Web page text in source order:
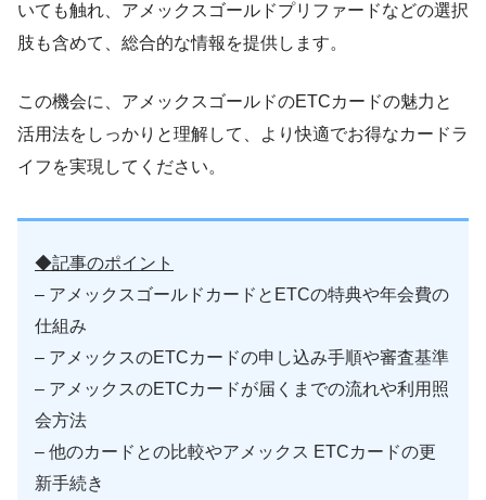
いても触れ、アメックスゴールドプリファードなどの選択
肢も含めて、総合的な情報を提供します。
この機会に、アメックスゴールドのETCカードの魅力と
活用法をしっかりと理解して、より快適でお得なカードラ
イフを実現してください。
◆記事のポイント
– アメックスゴールドカードとETCの特典や年会費の
仕組み
– アメックスのETCカードの申し込み手順や審査基準
– アメックスのETCカードが届くまでの流れや利用照
会方法
– 他のカードとの比較やアメックス ETCカードの更
新手続き